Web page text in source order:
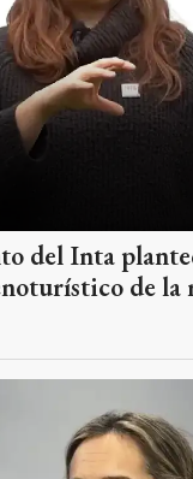
del Inta
de la